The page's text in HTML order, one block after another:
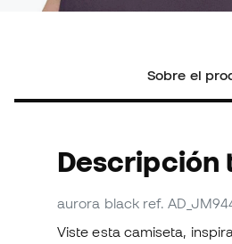
Sobre el
Descripción
aurora black ref.
Viste esta camiseta,